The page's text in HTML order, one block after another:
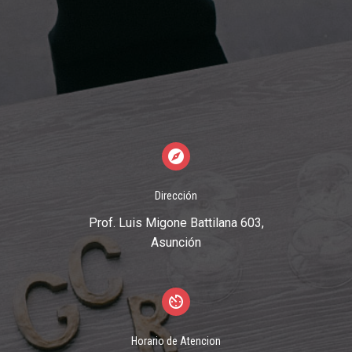
Dirección
Prof. Luis Migone Battilana 603,
Asunción
Horario de Atencion